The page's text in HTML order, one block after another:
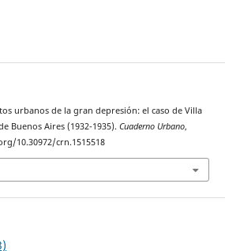
urbanos de la gran depresión: el caso de Villa
Buenos Aires (1932-1935). Cuaderno Urbano,
10.30972/crn.1515518